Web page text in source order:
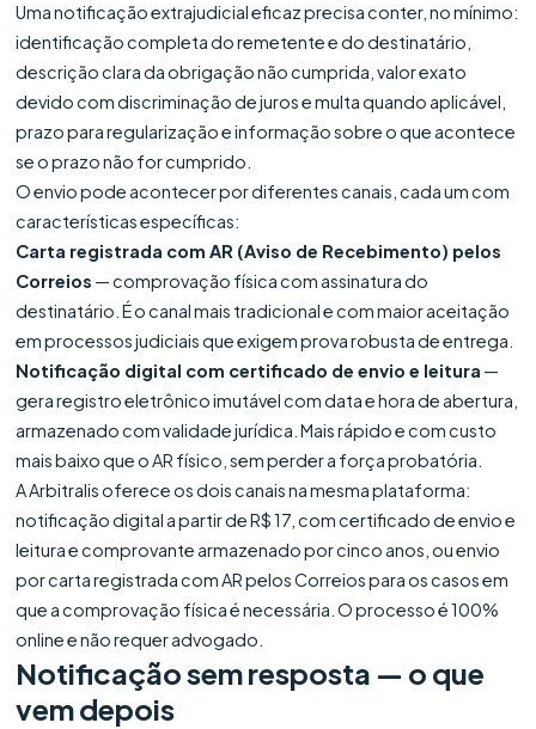
Uma notificação extrajudicial eficaz precisa conter, no mínimo:
identificação completa do remetente e do destinatário,
descrição clara da obrigação não cumprida, valor exato
devido com discriminação de juros e multa quando aplicável,
prazo para regularização e informação sobre o que acontece
se o prazo não for cumprido.
O envio pode acontecer por diferentes canais, cada um com
características específicas:
Carta registrada com AR (Aviso de Recebimento) pelos
Correios — comprovação física com assinatura do
destinatário. É o canal mais tradicional e com maior aceitação
em processos judiciais que exigem prova robusta de entrega.
Notificação digital com certificado de envio e leitura —
gera registro eletrônico imutável com data e hora de abertura,
armazenado com validade jurídica. Mais rápido e com custo
mais baixo que o AR físico, sem perder a força probatória.
A Arbitralis oferece os dois canais na mesma plataforma:
notificação digital a partir de R$ 17, com certificado de envio e
leitura e comprovante armazenado por cinco anos, ou envio
por carta registrada com AR pelos Correios para os casos em
que a comprovação física é necessária. O processo é 100%
online e não requer advogado.
Notificação sem resposta — o que
vem depois